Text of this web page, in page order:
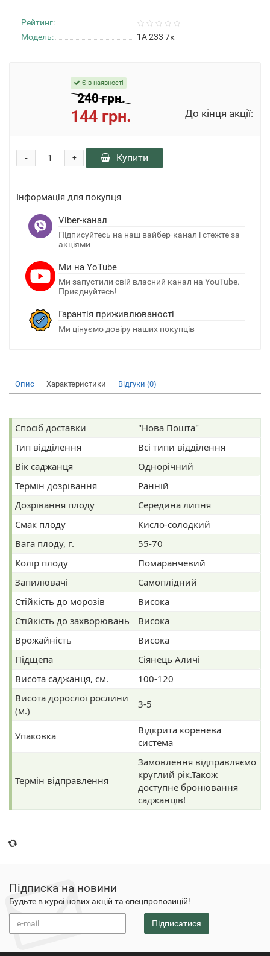
Рейтинг:
Модель:
1А 233 7к
Є в наявності
240 грн.
144 грн. До кінця акції:
+
- Купити
Інформація для покупця
Viber-канал
Підписуйтесь на наш вайбер-канал і стежте за
акціями
Ми на YoTube
Ми запустили свій власний канал на YouTube.
Приєднуйтесь!
Гарантія приживлюваності
Ми цінуємо довіру наших покупців
Опис Характеристики Відгуки (0)
Спосіб доставки
"Нова Пошта"
Тип відділення
Всі типи відділення
Вік саджанця
Однорічний
Термін дозрівання
Ранній
Дозрівання плоду
Середина липня
Смак плоду
Кисло-солодкий
Вага плоду, г.
55-70
Колір плоду
Помаранчевий
Запилювачі
Самоплідний
Стійкість до морозів
Висока
Стійкість до захворювань
Висока
Врожайність
Висока
Підщепа
Сіянець Аличі
Висота саджанця, см.
100-120
Висота дорослої рослини
(м.)
3-5
Упаковка
Відкрита коренева
система
Термін відправлення
Замовлення відправляємо
круглий рік.Також
доступне бронювання
саджанців!
Підписка на новини
Будьте в курсі нових акцій та спецпропозицій!
Підписатися